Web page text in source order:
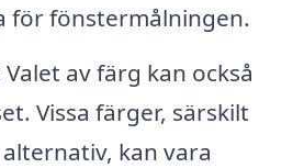
för fönstermålningen.
Valet av färg kan också
Vissa färger, särskilt
kan vara